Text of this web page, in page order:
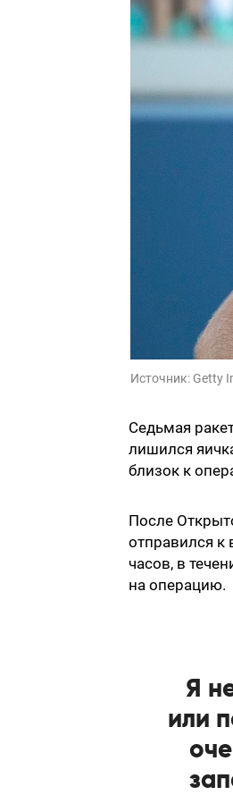
Источник: Getty
Седьмая
лишился
близок к
После
отправился к
часов, в
на операцию.
Я
или